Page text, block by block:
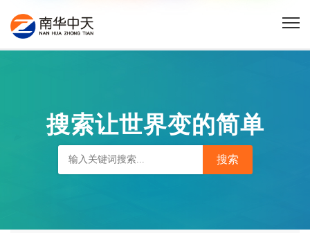
搜索让世界变的简单